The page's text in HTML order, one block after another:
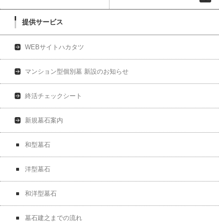
提供サービス
WEBサイトハカタツ
マンション型個別墓 新設のお知らせ
終活チェックシート
新規墓石案内
和型墓石
洋型墓石
和洋型墓石
墓石建之までの流れ